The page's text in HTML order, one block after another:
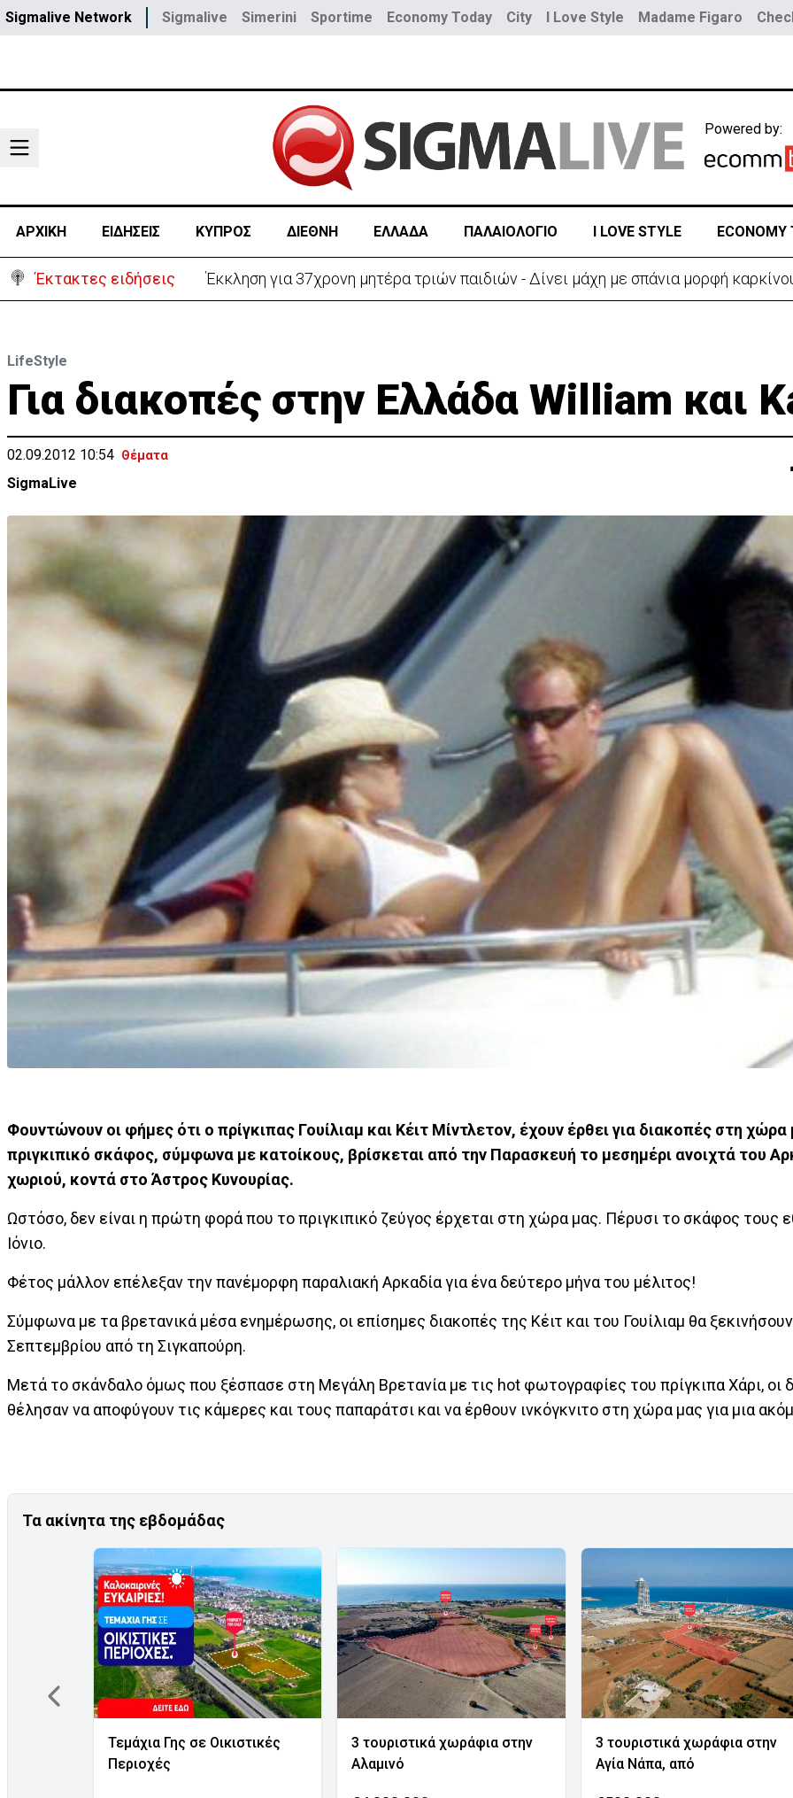
Sigmalive Network Sigmalive Simerini Sportime Economy Today City I Love Style Madame Figaro
Powered by:
ΑΡΧΙΚΗ ΕΙΔΗΣΕΙΣ ΚΥΠΡΟΣ ΔΙΕΘΝΗ ΕΛΛΑΔΑ ΠΑΛΑΙΟΛΟΓΙΟ I LOVE STYLE ECONOMY
Έκτακτες ειδήσεις Γερμανία: Συγκρούστηκαν δύο τραμ - Τουλάχιστον 25 τραυματίες, οι 7 σοβαρά
LifeStyle
Για διακοπές στην Ελλάδα William και
02.09.2012 10:54 Θέματα
SigmaLive
Φουντώνουν οι φήμες ότι ο πρίγκιπας Γουίλιαμ και Κέιτ Μίντλετον, έχουν έρθει για διακοπές στη
πριγκιπικό σκάφος, σύμφωνα με κατοίκους, βρίσκεται από την Παρασκευή το μεσημέρι ανοιχτά του
χωριού, κοντά στο Άστρος Κυνουρίας.
Ωστόσο, δεν είναι η πρώτη φορά που το πριγκιπικό ζεύγος έρχεται στη χώρα μας. Πέρυσι το σκάφος τους
Ιόνιο.
Φέτος μάλλον επέλεξαν την πανέμορφη παραλιακή Αρκαδία για ένα δεύτερο μήνα του μέλιτος!
Σύμφωνα με τα βρετανικά μέσα ενημέρωσης, οι επίσημες διακοπές της Κέιτ και του Γουίλιαμ θα
Σεπτεμβρίου από τη Σιγκαπούρη.
Μετά το σκάνδαλο όμως που ξέσπασε στη Μεγάλη Βρετανία με τις hot φωτογραφίες του πρίγκιπα Χάρι, οι
θέλησαν να αποφύγουν τις κάμερες και τους παπαράτσι και να έρθουν ινκόγκνιτο στη χώρα μας για μια
Τα ακίνητα της εβδομάδας
Τεμάχια Γης σε Οικιστικές
Περιοχές
3 τουριστικά χωράφια στην
Αλαμινό
3 τουριστικά χωράφια στην
Αγία Νάπα, από